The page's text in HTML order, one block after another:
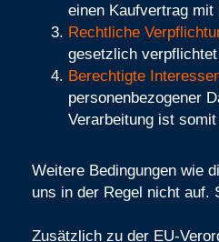
einen Kaufvertrag mit
Rechtliche
gesetzlich verpflichtet
Berechtigte
personenbezogener
Verarbeitung ist
Weitere Bedingungen wie
uns in der Regel nicht auf.
Zusätzlich zu der EU-